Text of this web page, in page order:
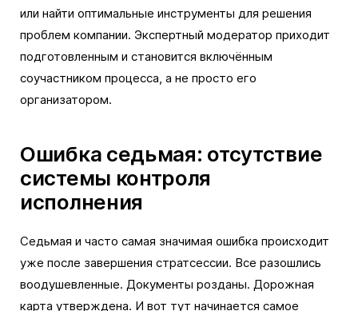
или найти оптимальные инструменты для решения
проблем компании. Экспертный модератор приходит
подготовленным и становится включённым
соучастником процесса, а не просто его
организатором.
Ошибка седьмая: отсутствие
системы контроля
исполнения
Седьмая и часто самая значимая ошибка происходит
уже после завершения стратсессии. Все разошлись
воодушевленные. Документы розданы. Дорожная
карта утверждена. И вот тут начинается самое